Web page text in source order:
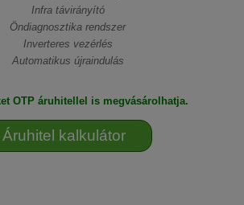
Infra távirányító
Öndiagnosztika rendszer
Inverteres vezérlés
Automatikus újraindulás
OTP áruhitellel is megvásárolhatja.
Áruhitel kalkulátor